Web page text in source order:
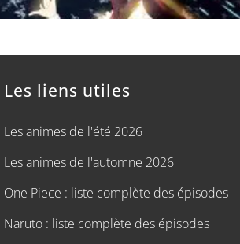
Les liens utiles
Les animes de l'été 2026
Les animes de l'automne 2026
One Piece : liste complète des épisodes
Naruto : liste complète des épisodes